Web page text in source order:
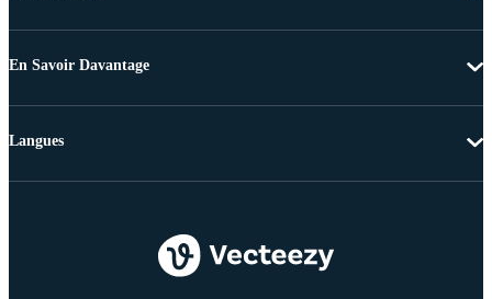
En Savoir Davantage
Langues